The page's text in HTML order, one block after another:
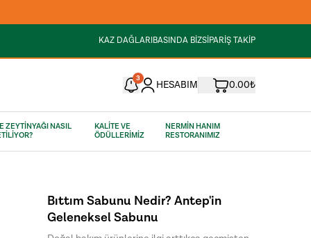
KAZ DAĞLARIBASINDA BİZSİPARİŞ TAKİP
3
HESABIM 0.00₺
ZEYTİNYAĞI NASIL
KALİTE VE
ÖDÜLLERİMİZ
NERMİN HANIM
RESTORANIMIZ
Bıttım Sabunu Nedir? Antep'in
Geleneksel Sabunu